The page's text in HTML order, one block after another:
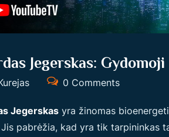
Jegerskas:
0 Comments
Jegerskas yra žinomas
pabrėžia, kad yra tik tarpininkas